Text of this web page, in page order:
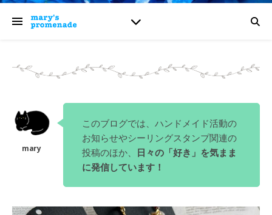
このブログでは、ハンドメイド活動の
お知らせやシーリングスタンプ関連の
投稿のほか、 日々の「好き」を気まま
に発信しています！